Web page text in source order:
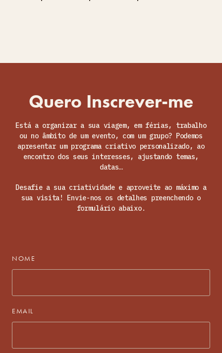
Quero Inscrever-me
Está a organizar a sua viagem, em férias, trabalho
ou no âmbito de um evento, com um grupo? Podemos
apresentar um programa criativo personalizado, ao
encontro dos seus interesses, ajustando temas,
datas…
Desafie a sua criatividade e aproveite ao máximo a
sua visita! Envie-nos os detalhes preenchendo o
formulário abaixo.
NOME
EMAIL